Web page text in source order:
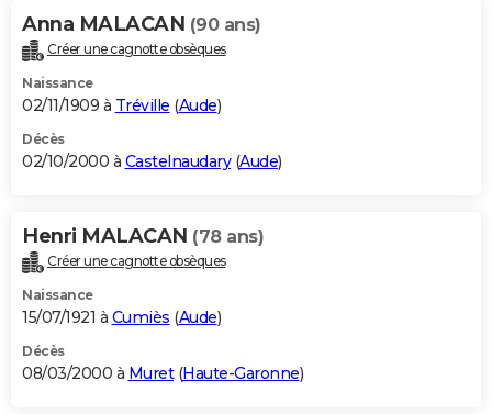
Anna MALACAN (90 ans)
Créer une cagnotte obsèques
Naissance
02/11/1909 à Tréville (Aude)
Décès
02/10/2000 à Castelnaudary(Aude)
Henri MALACAN (78 ans)
Créer une cagnotte obsèques
Naissance
15/07/1921 à Cumiès (Aude)
Décès
08/03/2000 à Muret(Haute-Garonne)